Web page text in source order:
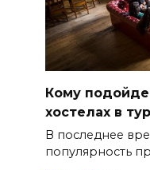
Кому
хостелах в
В последнее
популярность